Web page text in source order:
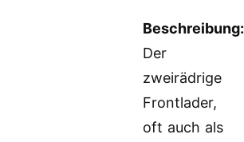
Beschreibung:
Der
zweirädrige
Frontlader,
oft auch als